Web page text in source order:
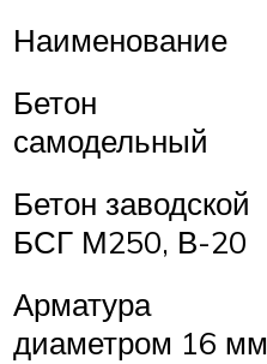
Наименование
Бетон
самодельный
Бетон заводской
БСГ М250, В-20
Арматура
диаметром 16 мм